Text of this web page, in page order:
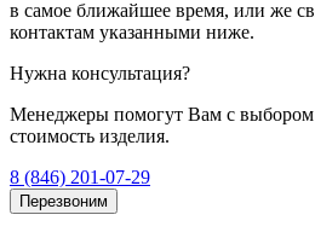
в самое ближайшее время, или же
контактам указанными ниже.
Нужна консультация?
Менеджеры помогут Вам с выбором
стоимость изделия.
8 (846) 201-07-29
Перезвоним